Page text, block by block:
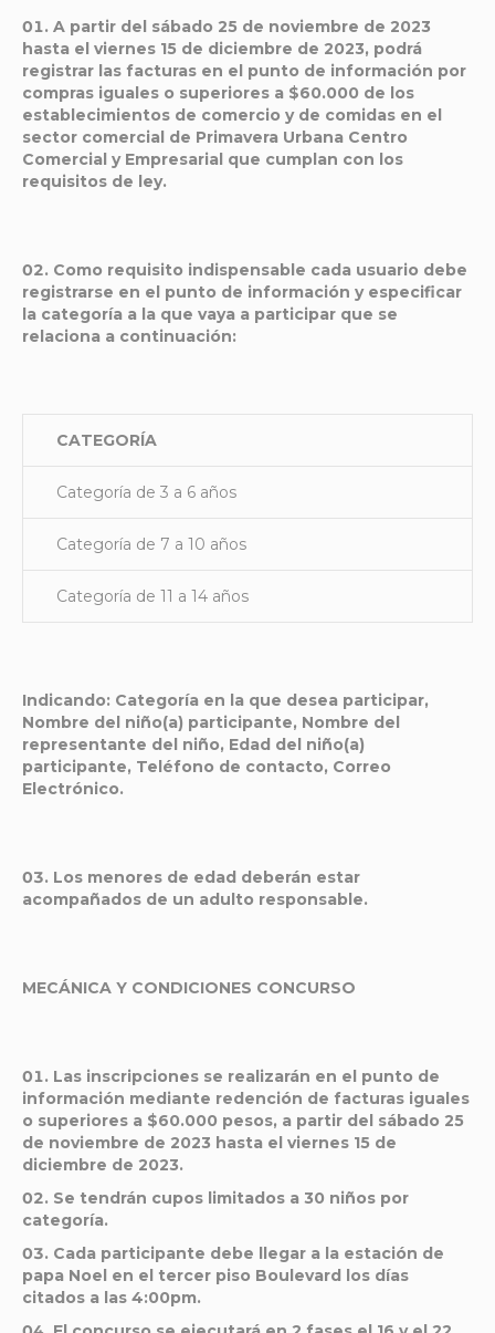
A partir del sábado 25 de noviembre de 2023
hasta el viernes 15 de diciembre de 2023, podrá
registrar las facturas en el punto de información por
compras iguales o superiores a $60.000 de los
establecimientos de comercio y de comidas en el
sector comercial de Primavera Urbana Centro
Comercial y Empresarial que cumplan con los
requisitos de ley.
Como requisito indispensable cada usuario debe
registrarse en el punto de información y especificar
la categoría a la que vaya a participar que se
relaciona a continuación:
CATEGORÍA
Categoría de 3 a 6 años
Categoría de 7 a 10 años
Categoría de 11 a 14 años
Indicando: Categoría en la que desea participar,
Nombre del niño(a) participante, Nombre del
representante del niño, Edad del niño(a)
participante, Teléfono de contacto, Correo
Electrónico.
Los menores de edad deberán estar
acompañados de un adulto responsable.
MECÁNICA Y CONDICIONES CONCURSO
Las inscripciones se realizarán en el punto de
información mediante redención de facturas iguales
o superiores a $60.000 pesos, a partir del sábado 25
de noviembre de 2023 hasta el viernes 15 de
diciembre de 2023.
Se tendrán cupos limitados a 30 niños por
categoría.
Cada participante debe llegar a la estación de
papa Noel en el tercer piso Boulevard los días
citados a las 4:00pm.